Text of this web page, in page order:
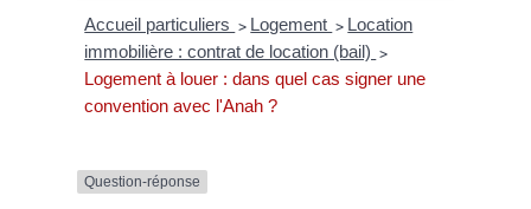
Accueil particuliers > Logement > Location
immobilière : contrat de location (bail) >
Logement à louer : dans quel cas signer une
convention avec l'Anah ?
Question-réponse